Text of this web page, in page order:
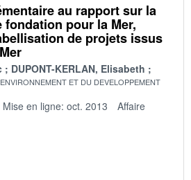
au rapport sur la
pour la Mer,
de projets issus
DUPONT-KERLAN, Elisabeth
ET DU DEVELOPPEMENT
Mise en ligne: oct. 2013
Affaire